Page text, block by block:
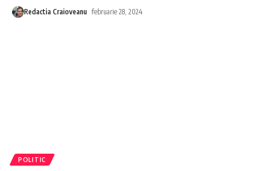
Redactia Craioveanu februarie 28, 2024
POLITIC